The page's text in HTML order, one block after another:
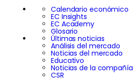
Calendario económico
EC Insights
EC Academy
Glosario
Últimas noticias
Análisis del mercado
Noticias del mercado
Educativo
Noticias de la compañía
CSR